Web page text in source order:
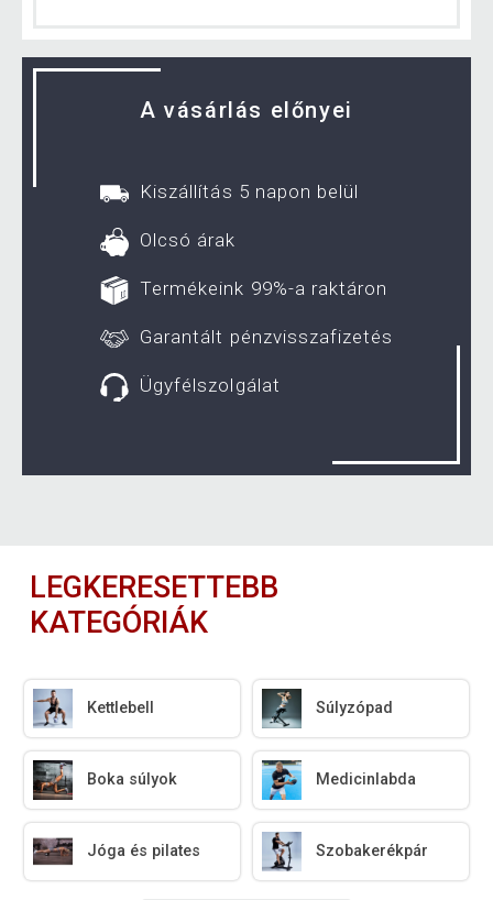
A vásárlás előnyei
Kiszállítás 5 napon belül
Olcsó árak
Termékeink 99%-a raktáron
Garantált pénzvisszafizetés
Ügyfélszolgálat
LEGKERESETTEBB
KATEGÓRIÁK
Kettlebell Súlyzópad
Boka súlyok Medicinlabda
Jóga és pilates Szobakerékpár